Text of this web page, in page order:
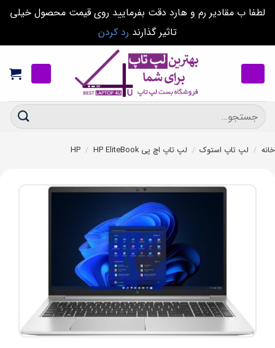
لطفا ب مقادیر رم و هارد دقت بفرمایید روی قیمت محصول خیلی
تاثیر گذارند رد کردن
content
جستجو
برای:
خانه / لپ تاپ استوک / لپ تاپ اچ پی HP / HP EliteBook